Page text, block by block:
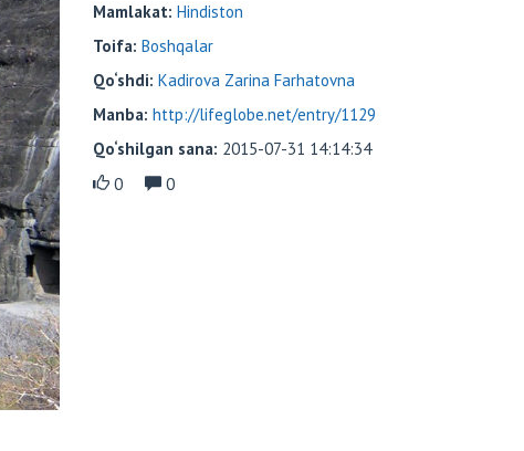
Mamlakat: Hindiston
Toifa: Boshqalar
Qo‘shdi: Kadirova Zarina Farhatovna
Manba: http://lifeglobe.net/entry/1129
Qo‘shilgan sana: 2015-07-31 14:14:34
0
0